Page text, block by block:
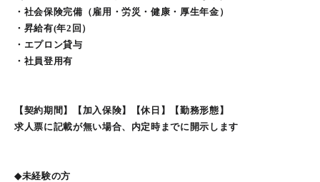
・社会保険完備（雇用・労災・健康・厚生年金）
・昇給有(年2回）
・エプロン貸与
・社員登用有
【契約期間】【加入保険】【休日】【勤務形態】
求人票に記載が無い場合、内定時までに開示します
◆未経験の方